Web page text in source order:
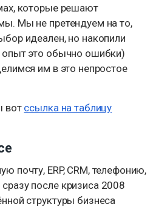
которые решают
Мы не претендуем на то,
идеален, но накопили
это обычно ошибки)
им в это непростое
вот ссылка на таблицу
почту, ERP, CRM, телефонию,
после кризиса 2008
структуры бизнеcа